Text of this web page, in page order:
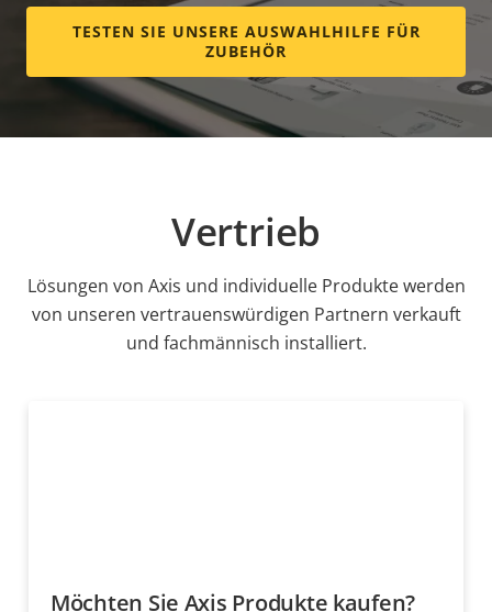
TESTEN SIE UNSERE AUSWAHLHILFE FÜR
ZUBEHÖR
Vertrieb
Lösungen von Axis und individuelle Produkte werden
von unseren vertrauenswürdigen Partnern verkauft
und fachmännisch installiert.
Möchten Sie Axis Produkte kaufen?